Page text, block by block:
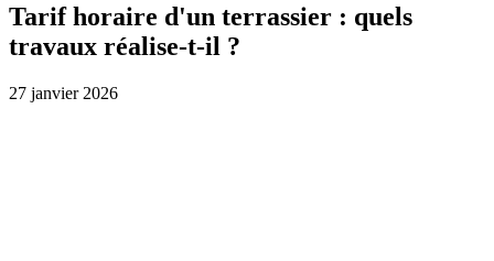
Tarif horaire d'un terrassier : quels
travaux réalise-t-il ?
27 janvier 2026